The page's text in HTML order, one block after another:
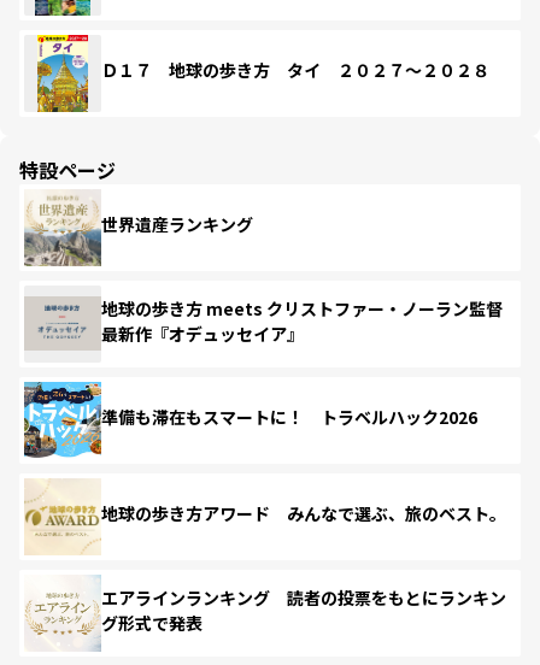
Ｄ１７ 地球の歩き方 タイ ２０２７～２０２８
特設ページ
世界遺産ランキング
地球の歩き方 meets クリストファー・ノーラン監督
最新作『オデュッセイア』
準備も滞在もスマートに！ トラベルハック2026
地球の歩き方アワード みんなで選ぶ、旅のベスト。
エアラインランキング 読者の投票をもとにランキン
グ形式で発表